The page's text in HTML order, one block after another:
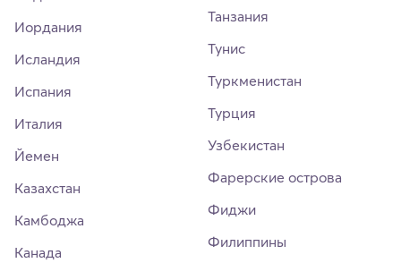
Иордания
Исландия
Испания
Италия
Йемен
Казахстан
Камбоджа
Канада
Танзания
Тунис
Туркменистан
Турция
Узбекистан
Фарерские острова
Фиджи
Филиппины